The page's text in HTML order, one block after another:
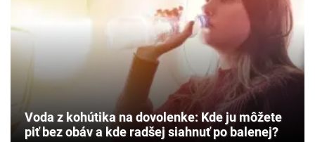
Voda z kohútika na dovolenke: Kde ju môžete
piť bez obáv a kde radšej siahnuť po balenej?